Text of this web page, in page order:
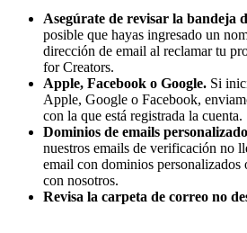
Asegúrate de revisar la bandeja
posible que hayas ingresado un
dirección de email al reclamar tu
for Creators.
Apple, Facebook o Google. Si
Apple, Google o Facebook,
con la que está registrada la cuenta.
Dominios de emails
nuestros emails de verificación no
email con dominios personalizados
con nosotros.
Revisa la carpeta de correo no